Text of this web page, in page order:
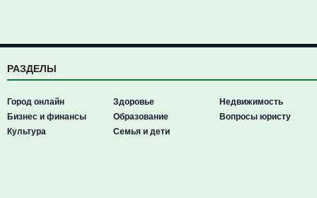
РАЗДЕЛЫ
Город онлайн
Бизнес и финансы
Культура
Здоровье
Образование
Семья и дети
Недвижимость
Вопросы юристу